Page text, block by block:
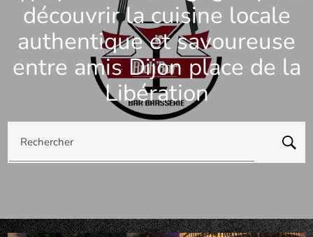
découvrir la cuisine locale
authentique et savoureuse
entre amis Dijon place de la
Libération
Rechercher